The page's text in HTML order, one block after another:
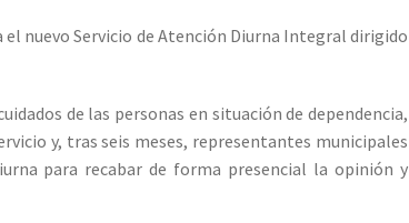
nuevo Servicio de Atención Diurna Integral dirigido
de las personas en situación de dependencia,
y, tras seis meses, representantes municipales
para recabar de forma presencial la opinión y